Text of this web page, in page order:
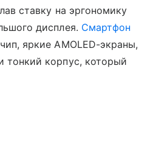
ставку на эргономику
дисплея. Смартфон
яркие AMOLED-экраны,
тонкий корпус, который